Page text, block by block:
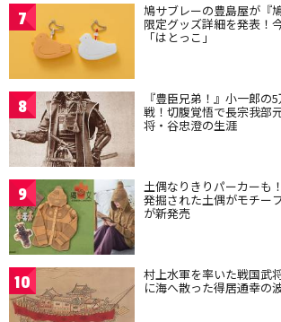
7 鳩サブレーの豊島屋が『
限定グッズ詳細を発表！
「はとっこ」
8 『豊臣兄弟！』小一郎の
戦！切腹覚悟で長宗我部
将・谷忠澄の生涯
9 土偶なりきりパーカーも
発掘された土偶がモチー
が新発売
10 村上水軍を率いた戦国武
に海へ散った得居通幸の